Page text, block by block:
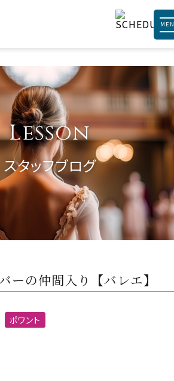
Lesson
スタッフブログ
ーの仲間入り【バレエ】
ポワント